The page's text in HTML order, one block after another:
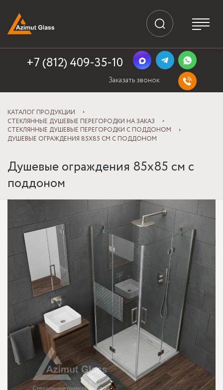
+7 (812) 409-35-10
Заказать звонок
КАТАЛОГ ПРОДУКЦИИ
СТЕКЛЯННЫЕ ДУШЕВЫЕ ПЕРЕГОРОДКИ НА ЗАКАЗ
СТЕКЛЯННЫЕ ДУШЕВЫЕ ПЕРЕГОРОДКИ С ПОДДОНОМ
ДУШЕВЫЕ ОГРАЖДЕНИЯ 85Х85 СМ С ПОДДОНОМ
Душевые ограждения 85х85 см с
поддоном